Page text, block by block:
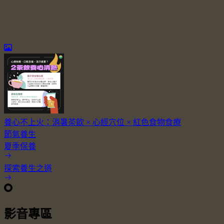
養心不上火：消暑茶飲 × 心經穴位 × 紅色食物食療
節氣養生
夏季保養
探索養生之道
影音專區